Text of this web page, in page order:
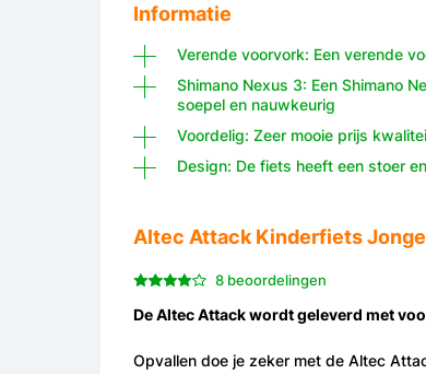
Informatie
Verende voorvork: Een verende
Shimano Nexus 3: Een Shimano
soepel en nauwkeurig
Voordelig: Zeer mooie prijs
Design: De fiets heeft een stoer
Altec Attack Kinderfiets
8 beoordelingen
De Altec Attack wordt geleverd met
Opvallen doe je zeker met de Altec